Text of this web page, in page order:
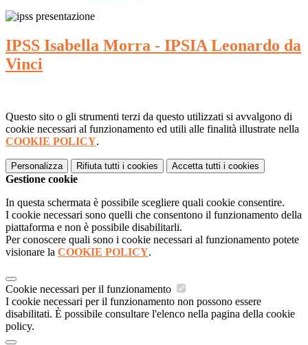
IPSS Isabella Morra - IPSIA Leonardo da
Vinci
Questo sito o gli strumenti terzi da questo utilizzati si avvalgono di
cookie necessari al funzionamento ed utili alle finalità illustrate nella
COOKIE POLICY.
Personalizza Rifiuta tutti i cookies Accetta tutti i cookies
Gestione cookie
In questa schermata è possibile scegliere quali cookie consentire.
I cookie necessari sono quelli che consentono il funzionamento della
piattaforma e non è possibile disabilitarli.
Per conoscere quali sono i cookie necessari al funzionamento potete
visionare la COOKIE POLICY.
Cookie necessari per il funzionamento
I cookie necessari per il funzionamento non possono essere
disabilitati. È possibile consultare l'elenco nella pagina della cookie
policy.